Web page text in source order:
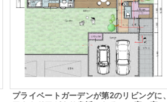
プライベートガーデンが第2のリビングに、